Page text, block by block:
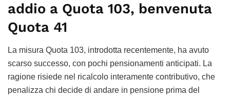
addio a Quota 103, benvenuta
Quota 41
La misura Quota 103, introdotta recentemente, ha avuto
scarso successo, con pochi pensionamenti anticipati. La
ragione risiede nel ricalcolo interamente contributivo, che
penalizza chi decide di andare in pensione prima del